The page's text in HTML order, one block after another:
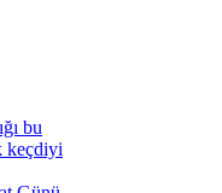
bu
keçdiyi